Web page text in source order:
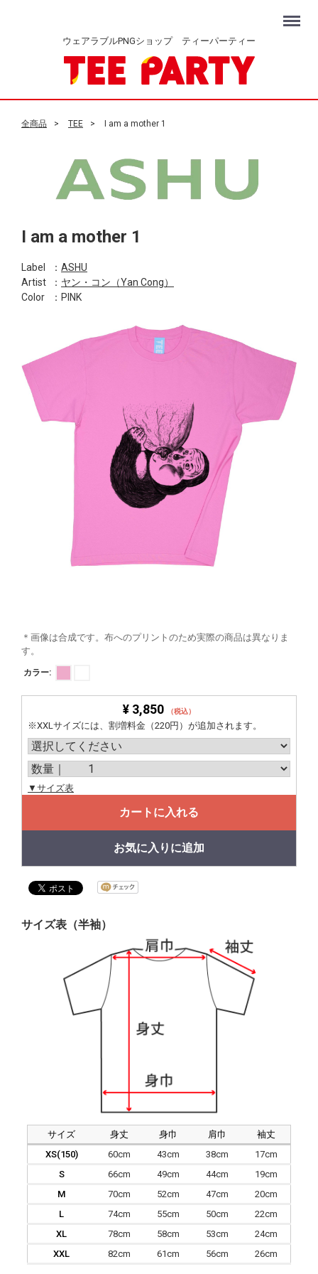
ウェアラブルPNGショップ ティーパーティー
Menu
全商品 TEE I am a mother 1
I am a mother 1
Label ： ASHU
Artist
： ヤン・コン（Yan Cong）
Color
：PINK
＊画像は合成です。布へのプリントのため実際の商品は異なりま
す。
カラー:
¥ 3,850 （税込）
※XXLサイズには、割増料金（220円）が追加されます。
▼サイズ表
カートに入れる
お気に入りに追加
サイズ表（半袖）
サイズ 身丈 身巾 肩巾
袖丈
XS(150)
60cm 43cm 38cm
17cm
S
66cm 49cm 44cm
19cm
M
70cm 52cm 47cm
20cm
L
74cm 55cm 50cm
22cm
XL
78cm 58cm 53cm
24cm
XXL
82cm 61cm 56cm 26cm